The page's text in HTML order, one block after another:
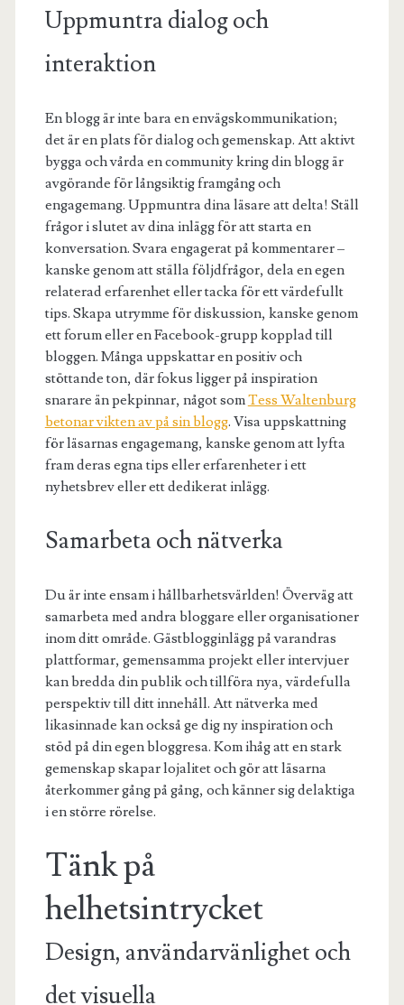
Uppmuntra dialog och
interaktion
En blogg är inte bara en envägskommunikation;
det är en plats för dialog och gemenskap. Att aktivt
bygga och vårda en community kring din blogg är
avgörande för långsiktig framgång och
engagemang. Uppmuntra dina läsare att delta! Ställ
frågor i slutet av dina inlägg för att starta en
konversation. Svara engagerat på kommentarer –
kanske genom att ställa följdfrågor, dela en egen
relaterad erfarenhet eller tacka för ett värdefullt
tips. Skapa utrymme för diskussion, kanske genom
ett forum eller en Facebook-grupp kopplad till
bloggen. Många uppskattar en positiv och
stöttande ton, där fokus ligger på inspiration
snarare än pekpinnar, något somTess Waltenburg
betonar vikten av på sin blogg. Visa uppskattning
för läsarnas engagemang, kanske genom att lyfta
fram deras egna tips eller erfarenheter i ett
nyhetsbrev eller ett dedikerat inlägg.
Samarbeta och nätverka
Du är inte ensam i hållbarhetsvärlden! Överväg att
samarbeta med andra bloggare eller organisationer
inom ditt område. Gästblogginlägg på varandras
plattformar, gemensamma projekt eller intervjuer
kan bredda din publik och tillföra nya, värdefulla
perspektiv till ditt innehåll. Att nätverka med
likasinnade kan också ge dig ny inspiration och
stöd på din egen bloggresa. Kom ihåg att en stark
gemenskap skapar lojalitet och gör att läsarna
återkommer gång på gång, och känner sig delaktiga
i en större rörelse.
Tänk på
helhetsintrycket
Design, användarvänlighet och
det visuella